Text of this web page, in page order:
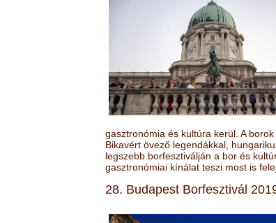
gasztronómia és kultúra kerül. A
Bikavért övező legendákkal,
legszebb borfesztiválján a bor és
gasztronómiai kínálat teszi most is
28. Budapest Borfesztivál